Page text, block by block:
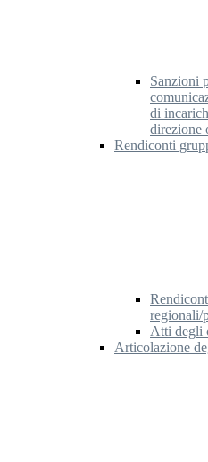
Sanzioni
di
direzione
Rendiconti
regionali/
Atti degli
Articolazione